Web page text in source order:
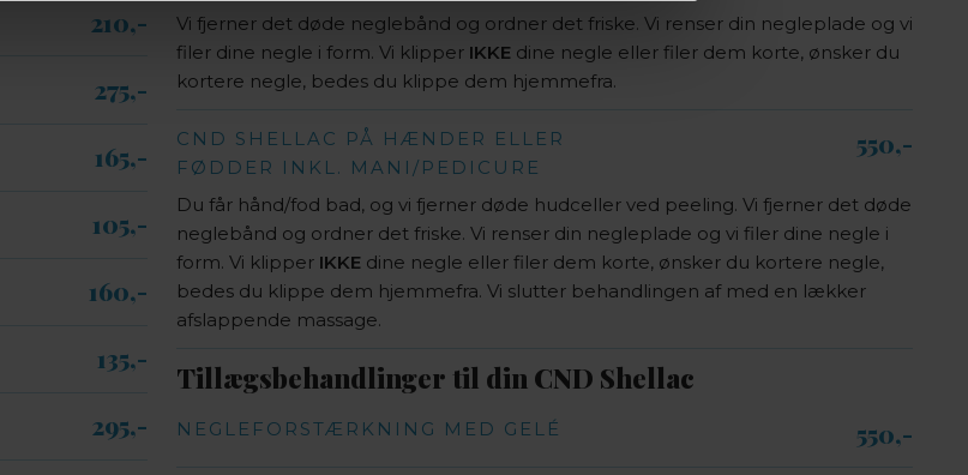
210,-​
275,-​
165,-​
105,-​
160,-​
135,-​
295,-​
Vi fjerner det døde neglebånd og ordner det friske. Vi renser din negleplade og vi
filer dine negle i form. Vi klipper IKKEdine negle eller filer dem korte, ønsker du
kortere negle, bedes du klippe dem hjemmefra.
CND SHELLAC PÅ HÆNDER ELLER
FØDDER INKL. MANI/PEDICURE
550,-​
Du får hånd/fod bad, og vi fjerner døde hudceller ved peeling. Vi fjerner det døde
neglebånd og ordner det friske. Vi renser din negleplade og vi filer dine negle i
form. Vi klipper IKKEdine negle eller filer dem korte, ønsker du kortere negle,
bedes du klippe dem hjemmefra. Vi slutter behandlingen af med en lækker
afslappende massage.
Tillægsbehandlinger til din CND Shellac​
NEGLEFORSTÆRKNING MED GELÉ 550,-​